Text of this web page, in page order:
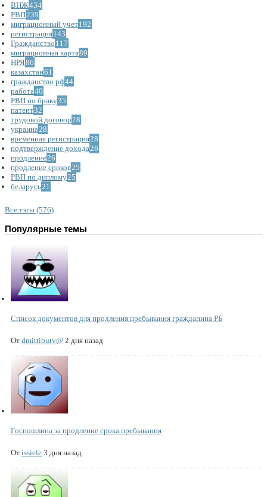
ВНЖ434
РВП239
миграционный учет192
регистрация143
Гражданство 117
миграционная карта89
НРЯ86
казахстан61
гражданство рф44
работа40
РВП по браку35
патент32
трудовой договор28
украина28
временная регистрация28
подтверждение дохода26
продление26
продление сроков25
РВП по диплому25
беларусь21
Все тэгы (576)
Популярные темы
Список документов для продления пребывания гражданина РБ
От dmitributv@ 2 дня назад
Госпошлина за продление срока пребывания
От issiele 3 дня назад